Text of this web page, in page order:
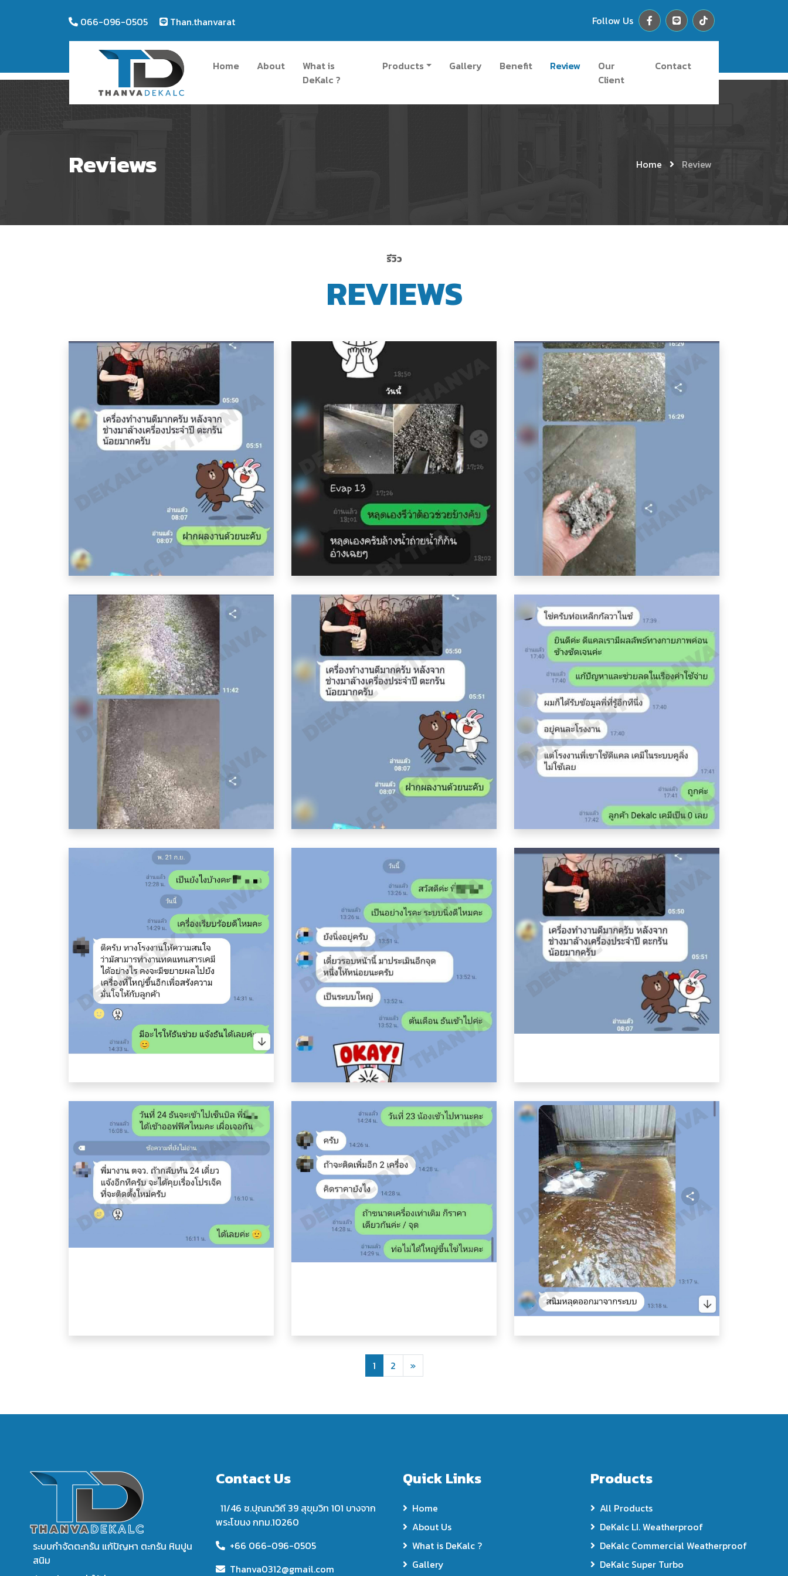
066-096-0505 Than.thanvarat Follow Us
Home About
What is
DeKalc ?
Products Gallery Benefit Review
Our
Client
Contact
Reviews Home Review
รีวิว
REVIEWS
1 2 »Next
ระบบกำจัดตะกรัน แก้ปัญหา ตะกรัน หินปูน
สนิม
Contact Us
11/46 ซ.ปุณณวิถี 39 สุขุมวิท 101 บางจาก
พระโขนง กทม.10260
+66 066-096-0505
Thanva0312@gmail.com
Quick Links
Home
About Us
What is DeKalc ?
Gallery
Products
All Products
DeKalc LI. Weatherproof
DeKalc Commercial Weatherproof
DeKalc Super Turbo